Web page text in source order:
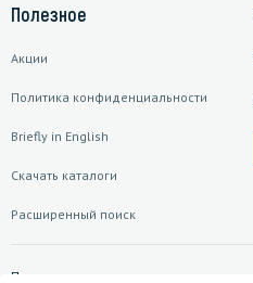
Полезное
Акции
Политика конфиденциальности
Briefly in English
Скачать каталоги
Расширенный поиск
Подписаться на рассылку